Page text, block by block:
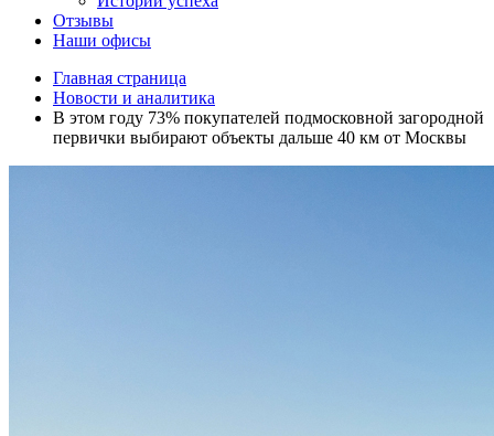
Отзывы
Наши офисы
Главная страница
Новости и аналитика
В этом году 73% покупателей подмосковной загородной
первички выбирают объекты дальше 40 км от Москвы